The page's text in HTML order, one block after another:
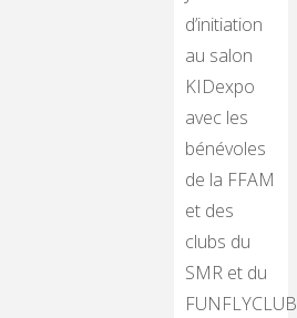
d’initiation
au salon
KIDexpo
avec les
bénévoles
de la FFAM
et des
clubs du
SMR et du